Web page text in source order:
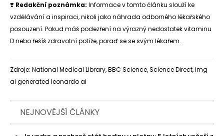
❣️ Redakční poznámka: Informace v tomto článku slouží ke
vzdělávání a inspiraci, nikoli jako náhrada odborného lékařského
posouzení. Pokud máš podezření na výrazný nedostatek vitaminu
D nebo řešíš zdravotní potíže, poraď se se svým lékařem.
Zdroje: National Medical Library, BBC Science, Science Direct, img
ai generated leonardo ai
NEJNOVĚJŠÍ ČLÁNKY